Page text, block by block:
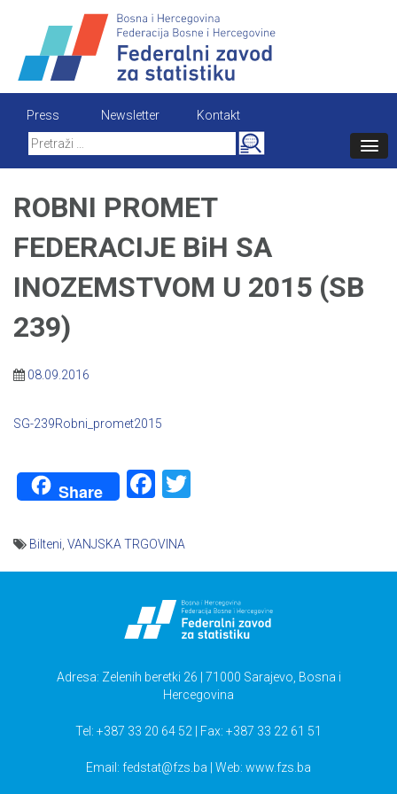
content
Press Newsletter
Kontakt
Search
for:
ROBNI PROMET
FEDERACIJE BiH SA
INOZEMSTVOM U 2015 (SB
239)
08.09.2016
SG-239Robni_promet2015
Share Facebook
Bilteni VANJSKA TRGOVINA
Adresa: Zelenih beretki 26 | 71000 Sarajevo, Bosna i
Hercegovina
Tel: +387 33 20 64 52 | Fax: +387 33 22 61 51
Email: fedstat@fzs.ba | Web: www.fzs.ba